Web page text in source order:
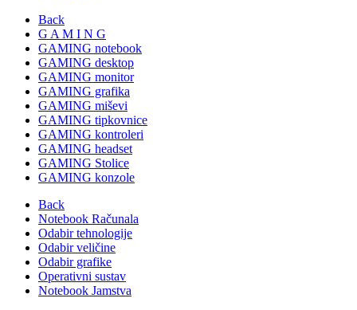
Back
G A M I N G
GAMING notebook
GAMING desktop
GAMING monitor
GAMING grafika
GAMING miševi
GAMING tipkovnice
GAMING kontroleri
GAMING headset
GAMING Stolice
GAMING konzole
Back
Notebook Računala
Odabir tehnologije
Odabir veličine
Odabir grafike
Operativni sustav
Notebook Jamstva